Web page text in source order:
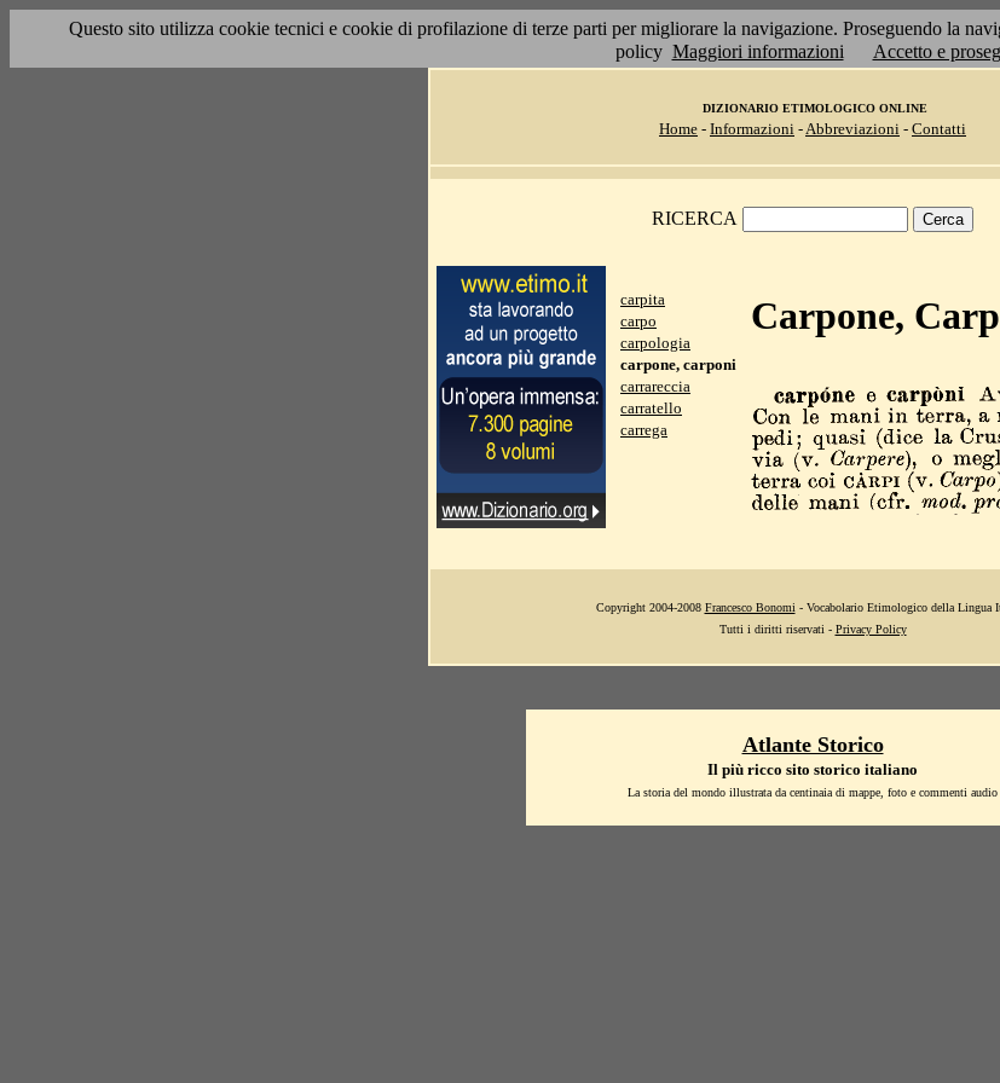
Questo sito utilizza cookie tecnici e cookie di profilazione di terze parti per migliorare la navigazione. Proseguendo la
policy Maggiori informazioni Accetto e
DIZIONARIO ETIMOLOGICO ONLINE
Home - Informazioni -Abbreviazioni - Contatti
RICERCA
carpita
carpo
carpologia
carpone, carponi
carrareccia
carratello
carrega
Carpone,
Copyright 2004-2008 Francesco Bonomi - Vocabolario Etimologico della Lingua
Tutti i diritti riservati - Privacy Policy
Atlante Storico
Il più ricco sito storico italiano
La storia del mondo illustrata da centinaia di mappe, foto e commenti audio